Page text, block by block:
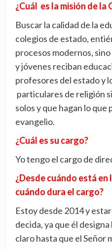
¿Cuál es la misión de la
Buscar la calidad de la
colegios de estado,
procesos modernos,
y jóvenes reciban
profesores del estado y
particulares de religión
solos y que hagan lo que
evangelio.
¿Cuál es su cargo?
Yo tengo el cargo de
¿Desde cuándo está en
cuándo dura el cargo?
Estoy desde 2014 y
decida, ya que él
claro hasta que el Señor